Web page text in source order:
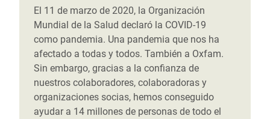
El 11 de marzo de 2020, la Organización
Mundial de la Salud declaró la COVID-19
como pandemia. Una pandemia que nos ha
afectado a todas y todos. También a Oxfam.
Sin embargo, gracias a la confianza de
nuestros colaboradores, colaboradoras y
organizaciones socias, hemos conseguido
ayudar a 14 millones de personas de todo el